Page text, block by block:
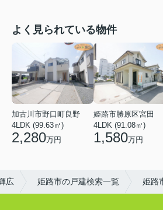
よく見られている物件
加古川市野口町良野
4LDK (99.63㎡)
2,280万円
姫路市勝原区宮田
4LDK (91.08㎡)
1,580万円
広 姫路市の戸建検索一覧 姫路